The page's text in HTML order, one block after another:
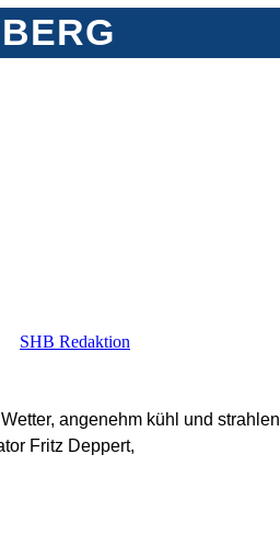
SHB Redaktion
angenehm kühl und
Fritz Deppert,